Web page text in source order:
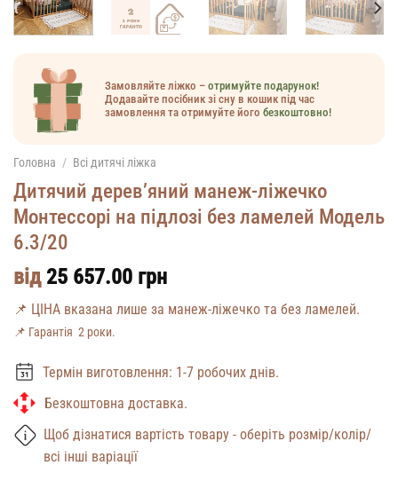
Замовляйте ліжко – отримуйте подарунок!
Додавайте посібник зі сну в кошик під час
замовлення та отримуйте його безкоштовно!
Головна / Всі дитячі ліжка
Дитячий дерев’яний манеж-ліжечко
Монтессорі на підлозі без ламелей Модель
6.3/20
від 25 657.00 грн
📌 ЦІНА вказана лише за манеж-ліжечко та без ламелей.
📌 Гарантія 2 роки.
Термін виготовлення: 1-7 робочих днів.
Безкоштовна доставка.
Щоб дізнатися вартість товару - оберіть розмір/колір/
всі інші варіації